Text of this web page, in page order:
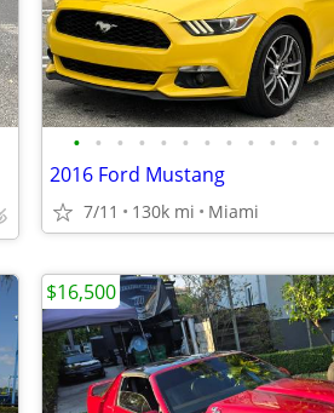
• • • • • • • • • • • •
2016 Ford Mustang
7/11 130k mi Miami
$16,500